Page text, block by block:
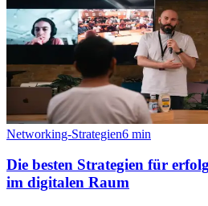
Networking-Strategien6 min
Die besten Strategien für
im digitalen Raum